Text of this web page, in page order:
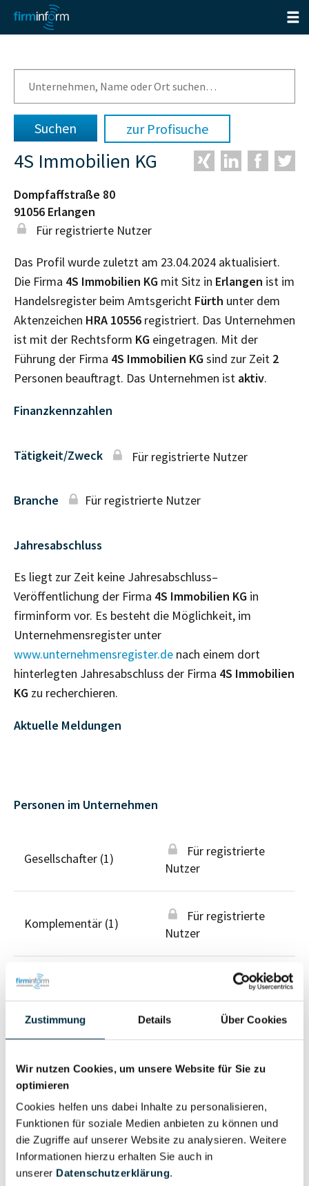
Zustimmung Details Über Cookies
Wir nutzen Cookies, um unsere Website für Sie zu
optimieren
Cookies helfen uns dabei Inhalte zu personalisieren,
Funktionen für soziale Medien anbieten zu können und
die Zugriffe auf unserer Website zu analysieren. Weitere
Informationen hierzu erhalten Sie auch in
unserer Datenschutzerklärung.
zur Profisuche
4S Immobilien KG
Dompfaffstraße 80
91056 Erlangen
Für registrierte Nutzer
Das Profil wurde zuletzt am 23.04.2024 aktualisiert.
Die Firma 4S Immobilien KG mit Sitz in Erlangen ist im
Handelsregister beim Amtsgericht Fürth unter dem
Aktenzeichen HRA 10556 registriert. Das Unternehmen
ist mit der Rechtsform KG eingetragen. Mit der
Führung der Firma 4S Immobilien KGsind zur Zeit 2
Personen beauftragt. Das Unternehmen ist aktiv.
Finanzkennzahlen
Tätigkeit/Zweck Für registrierte Nutzer
Branche Für registrierte Nutzer
Jahresabschluss
Es liegt zur Zeit keine Jahresabschluss–
Veröffentlichung der Firma 4S Immobilien KG in
firminform vor. Es besteht die Möglichkeit, im
Unternehmensregister unter
www.unternehmensregister.de nach einem dort
hinterlegten Jahresabschluss der Firma 4S Immobilien
KG zu recherchieren.
Aktuelle Meldungen
Personen im Unternehmen
Gesellschafter (1)
Für registrierte
Nutzer
Komplementär (1)
Für registrierte
Nutzer
Wirtschaftlich
Vollständiges
anfragen
Eigentums- und Kontrollstruktur
Gesellschafterstruktur
Vollständiges
Unternehmensprofil
anfragen